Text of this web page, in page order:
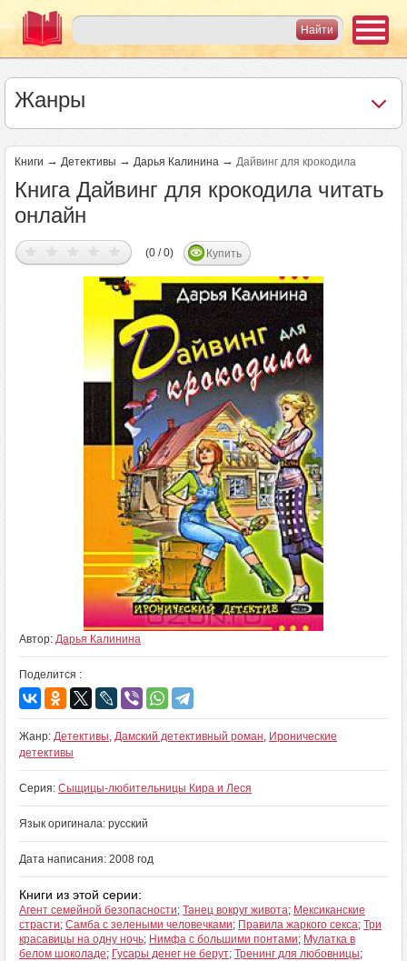
Жанры
Книги → Детективы → Дарья Калинина → Дайвинг для крокодила
Книга Дайвинг для крокодила читать
онлайн
(0 / 0) Купить
Автор: Дарья Калинина
Поделится :
Жанр: Детективы, Дамский детективный роман, Иронические
детективы
Серия: Сыщицы-любительницы Кира и Леся
Язык оригинала: русский
Дата написания: 2008 год
Книги из этой серии:
Агент семейной безопасности; Танец вокруг живота; Мексиканские
страсти; Самба с зелеными человечками; Правила жаркого секса; Три
красавицы на одну ночь; Нимфа с большими понтами; Мулатка в
белом шоколаде; Гусары денег не берут; Тренинг для любовницы;